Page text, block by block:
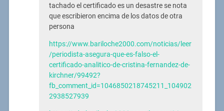
tachado el certificado es un desastre se nota
que escribieron encima de los datos de otra
persona
https://www.bariloche2000.com/noticias/leer
/periodista-asegura-que-es-falso-el-
certificado-analitico-de-cristina-fernandez-de-
kirchner/99492?
fb_comment_id=1046850218745211_104902
2938527939